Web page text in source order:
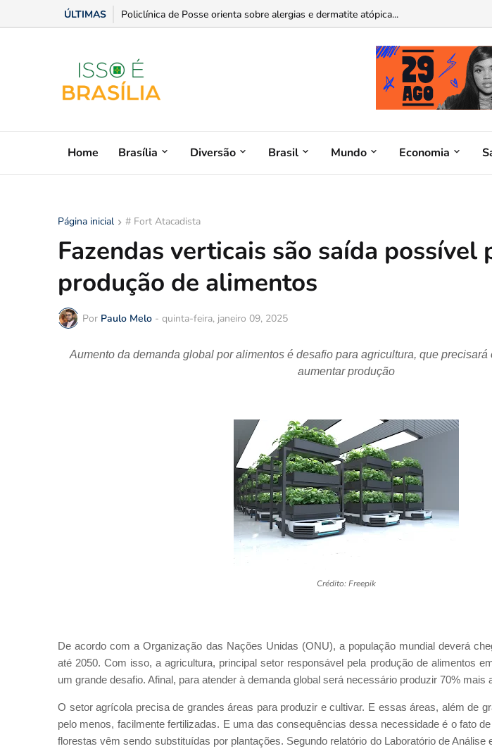
ÚLTIMAS Senior anuncia o primeiro ERP da América Latina operável por ChatGPT e Claude...
Home Brasília Diversão Brasil Mundo Economia
Página inicial # Fort Atacadista
Fazendas verticais são saída possível
produção de alimentos
Por Paulo Melo - quinta-feira, janeiro 09, 2025
Aumento da demanda global por alimentos é desafio para agricultura, que precisará
aumentar produção
Crédito: Freepik
De acordo com a Organização das Nações Unidas (ONU), a população mundial deverá
até 2050. Com isso, a agricultura, principal setor responsável pela produção de alimentos
um grande desafio. Afinal, para atender à demanda global será necessário produzir 70% mais
O setor agrícola precisa de grandes áreas para produzir e cultivar. E essas áreas, além de
pelo menos, facilmente fertilizadas. E uma das consequências dessa necessidade é o fato
florestas vêm sendo substituídas por plantações. Segundo relatório do Laboratório de Análise